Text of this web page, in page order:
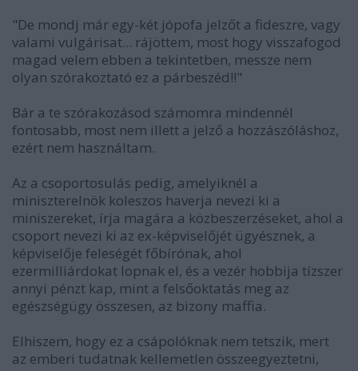
"De mondj már egy-két jópofa jelzőt a fideszre, vagy
valami vulgárisat... rájöttem, most hogy visszafogod
magad velem ebben a tekintetben, messze nem
olyan szórakoztató ez a párbeszéd!!"
Bár a te szórakozásod számomra mindennél
fontosabb, most nem illett a jelző a hozzászóláshoz,
ezért nem használtam.
Az a csoportosulás pedig, amelyiknél a
miniszterelnök koleszos haverja nevezi ki a
miniszereket, írja magára a közbeszerzéseket, ahol a
csoport nevezi ki az ex-képviselőjét ügyésznek, a
képviselője feleségét főbírónak, ahol
ezermilliárdokat lopnak el, és a vezér hobbija tízszer
annyi pénzt kap, mint a felsőoktatás meg az
egészségügy összesen, az bizony maffia.
Elhiszem, hogy ez a csápolóknak nem tetszik, mert
az emberi tudatnak kellemetlen összeegyeztetni,